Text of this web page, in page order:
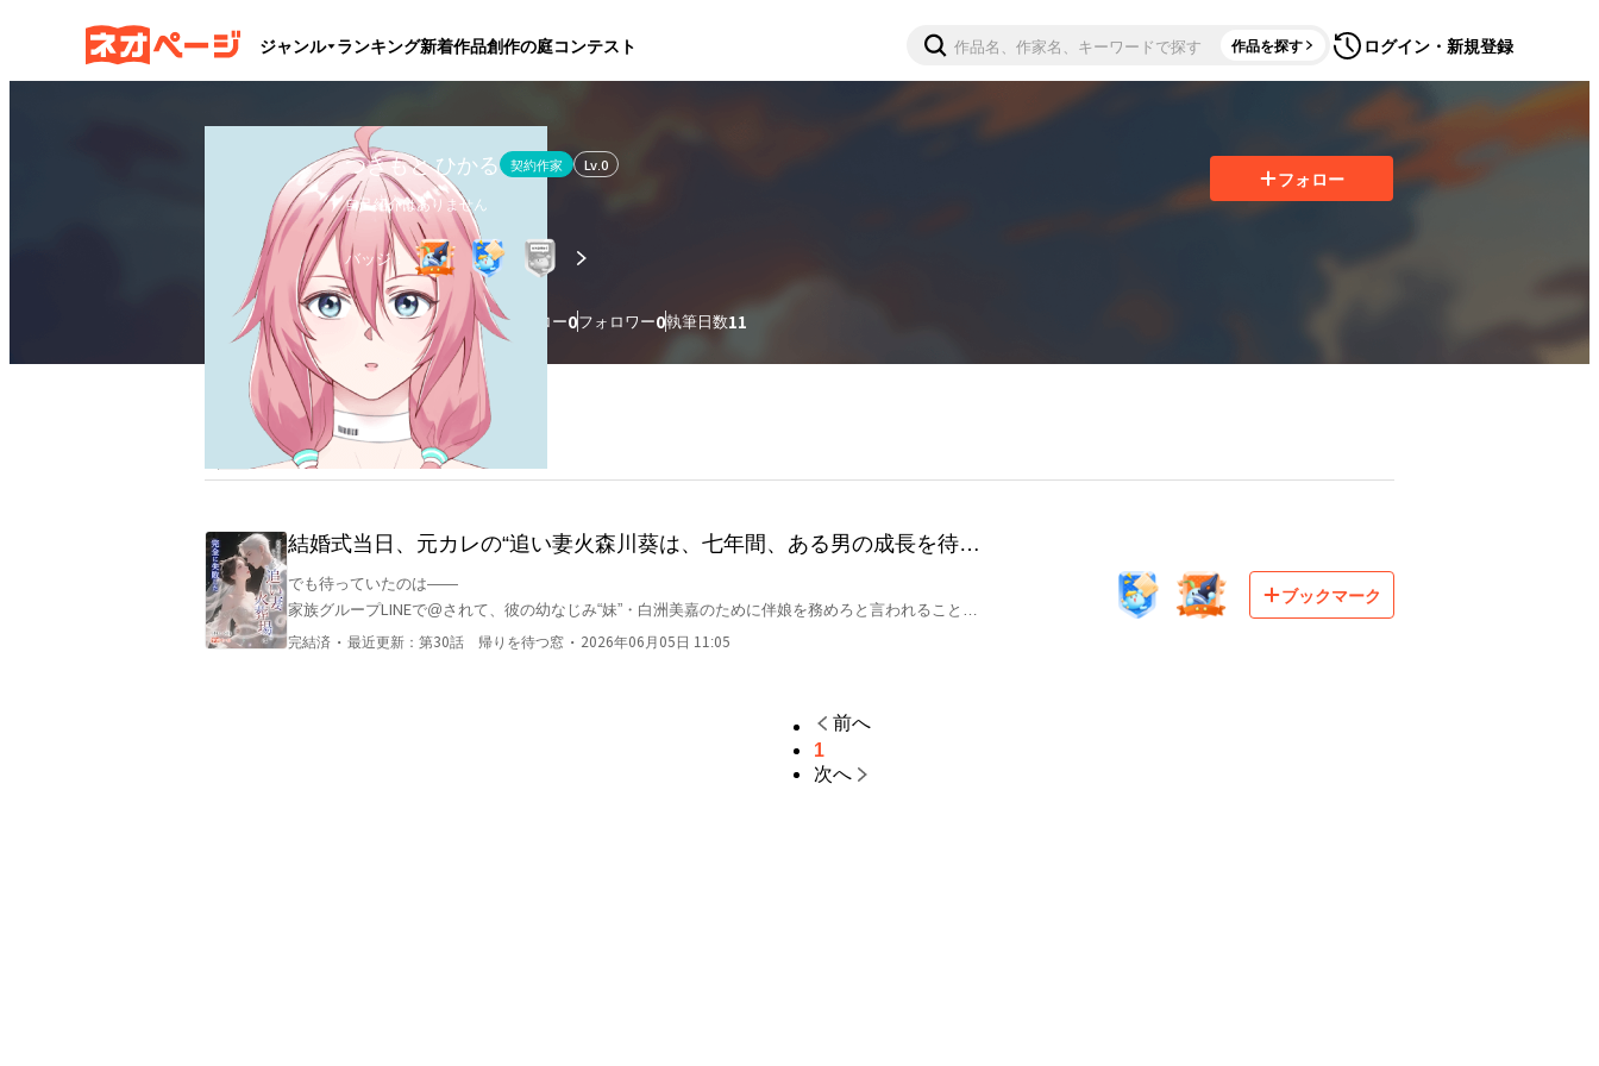
ジャンル ランキング新着作品創作の庭コンテスト 作品を探す ログイン・新規登録
つきもと ひかる 契約作家 Lv.0
自己紹介はありません
バッジ：
作品1執筆文字数9.2万フォロー0フォロワー0執筆日数11
フォロー
全作品ブックマーク更新カレンダー
結婚式当日、元カレの“追い妻火森川葵は、七年間、ある男の成長を待ち
続けた
でも待っていたのは――
家族グループLINEで@されて、彼の幼なじみ“妹”・白洲美嘉のために伴娘を務めろと言われることだ
った。
そして当日、並べられた披露宴の案内板を目にし、廊下では“前夫に絡む狂った女”扱いで周囲に囲ま
完結済 ・ 最近更新： 第30話 帰りを待つ窓 ・ 2026年06月05日 11:05
ブックマーク
前へ
1
次へ